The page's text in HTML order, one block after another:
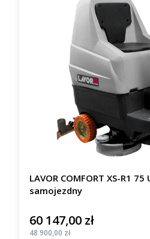
LAVOR COMFORT XS-R1
samojezdny
Cena
60 147,00 zł
Cena
48 900,00 zł